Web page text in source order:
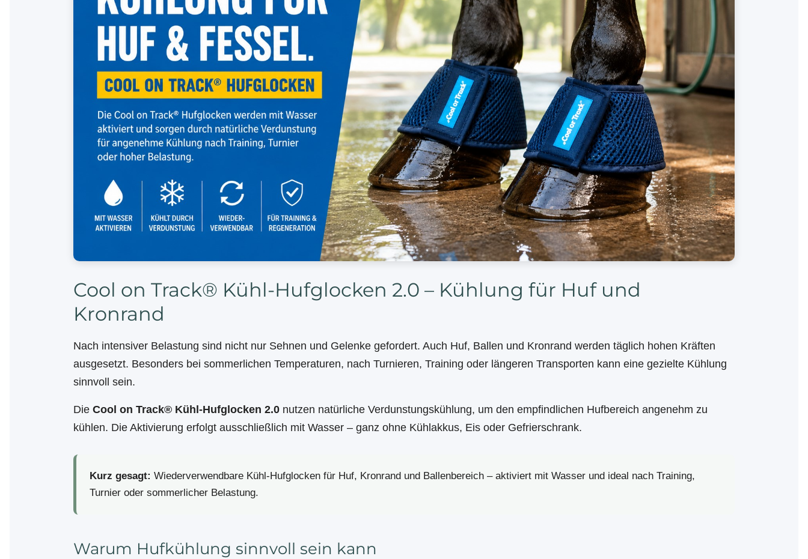
Cool on Track® Kühl-Hufglocken 2.0 – Kühlung für Huf und
Kronrand
Nach intensiver Belastung sind nicht nur Sehnen und Gelenke gefordert. Auch Huf, Ballen und Kronrand werden täglich hohen Kräften
ausgesetzt. Besonders bei sommerlichen Temperaturen, nach Turnieren, Training oder längeren Transporten kann eine gezielte Kühlung
sinnvoll sein.
Die Cool on Track® Kühl-Hufglocken 2.0 nutzen natürliche Verdunstungskühlung, um den empfindlichen Hufbereich angenehm zu
kühlen. Die Aktivierung erfolgt ausschließlich mit Wasser – ganz ohne Kühlakkus, Eis oder Gefrierschrank.
Kurz gesagt: Wiederverwendbare Kühl-Hufglocken für Huf, Kronrand und Ballenbereich – aktiviert mit Wasser und ideal nach Training,
Turnier oder sommerlicher Belastung.
Warum Hufkühlung sinnvoll sein kann